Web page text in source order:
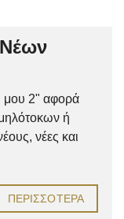
μου 2" αφορά
ή
νέες και
ΠΕΡΙΣΣΌΤΕΡΑ